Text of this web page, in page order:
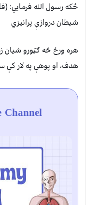
ځكه رسول الله فرمايي:
شيطان دروازې پرانيزي
هره ورځ څه ګټورو شیان
هدف، او پوهې په لار كې
Channel